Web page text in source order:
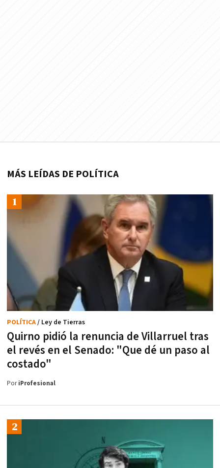
MÁS LEÍDAS DE POLÍTICA
Quirno pidió la renuncia de Villarruel tras
el revés en el Senado: "Que dé un paso al
costado"
POLÍTICA/ Ley de Tierras
PoriProfesional